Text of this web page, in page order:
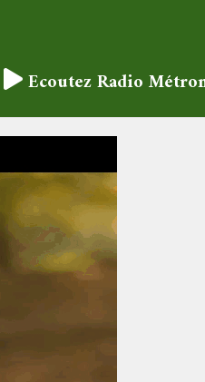
Ecoutez Radio